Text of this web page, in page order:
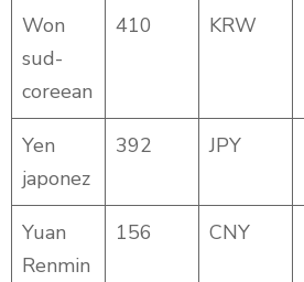
Won
sud-
coreean
410 KRW
Yen
japonez
392 JPY
Yuan
Renmin
156 CNY